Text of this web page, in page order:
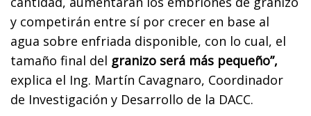
y competirán entre sí por crecer en base al
agua sobre enfriada disponible, con lo cual, el
tamaño final del granizo será más pequeño”,
explica el Ing. Martín Cavagnaro, Coordinador
de Investigación y Desarrollo de la DACC.